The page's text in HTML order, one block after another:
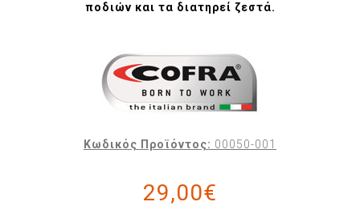
ποδιών και τα διατηρεί ζεστά.
Κωδικός Προϊόντος: 00050-001
29,00€